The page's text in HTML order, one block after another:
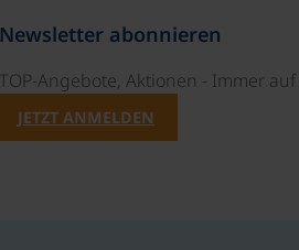
Newsletter abonnieren
TOP-Angebote, Aktionen - Immer
JETZT ANMELDEN